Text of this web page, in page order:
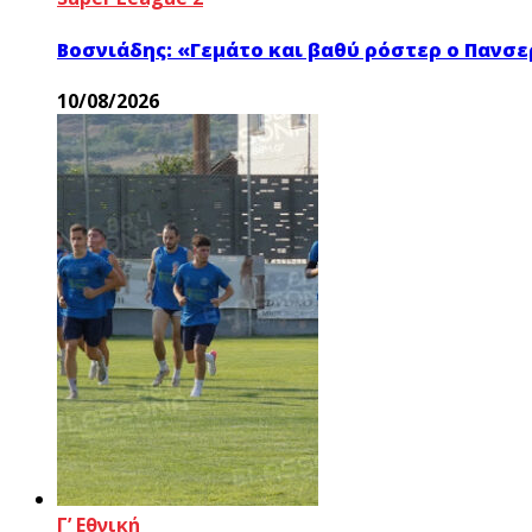
Βοσνιάδης: «Γεμάτο και βαθύ ρόστερ ο
10/08/2026
Γ’ Εθνική